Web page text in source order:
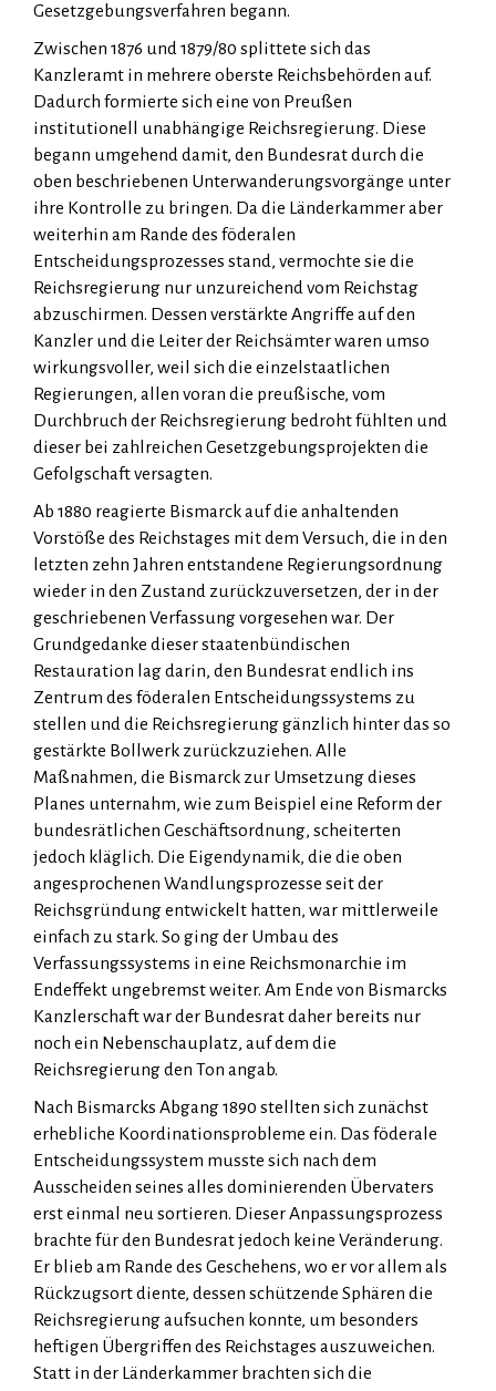
Gesetzgebungsverfahren begann.
Zwischen 1876 und 1879/80 splittete sich das
Kanzleramt in mehrere oberste Reichsbehörden auf.
Dadurch formierte sich eine von Preußen
institutionell unabhängige Reichsregierung. Diese
begann umgehend damit, den Bundesrat durch die
oben beschriebenen Unterwanderungsvorgänge unter
ihre Kont­rolle zu bringen. Da die Länderkammer aber
weiterhin am Rande des föderalen
Entscheidungsprozesses stand, vermochte sie die
Reichsregierung nur unzureichend vom Reichstag
abzuschirmen. Dessen verstärkte Angriffe auf den
Kanzler und die Leiter der Reichsämter waren umso
wirkungsvoller, weil sich die einzelstaatlichen
Regierungen, allen voran die preußische, vom
Durchbruch der Reichsregierung bedroht fühlten und
dieser bei zahlreichen Gesetzgebungsprojekten die
Gefolgschaft versagten.
Ab 1880 reagierte Bismarck auf die anhaltenden
Vorstöße des Reichstages mit dem Versuch, die in den
letzten zehn Jahren entstandene Regierungsordnung
wieder in den Zustand zurückzuversetzen, der in der
geschriebenen Verfassung vorgesehen war. Der
Grundgedanke dieser staatenbündischen
Restauration lag darin, den Bundesrat endlich ins
Zentrum des föderalen Entscheidungssystems zu
stellen und die Reichsregierung gänzlich hinter das so
gestärkte Bollwerk zurückzuziehen. Alle
Maßnahmen, die Bismarck zur Umsetzung dieses
Planes unternahm, wie zum Beispiel eine Reform der
bundesrätlichen Geschäftsordnung, scheiterten
jedoch kläglich. Die Ei­gen­dynamik, die die oben
angesprochenen Wandlungsprozesse seit der
Reichsgründung entwickelt hatten, war mittlerweile
einfach zu stark. So ging der Umbau des
Verfassungssystems in eine Reichsmonarchie im
Endeffekt ungebremst weiter. Am Ende von Bismarcks
Kanzlerschaft war der Bundesrat daher bereits nur
noch ein Nebenschauplatz, auf dem die
Reichsregierung den Ton angab.
Nach Bismarcks Abgang 1890 stellten sich zunächst
erhebliche Koordinationsprobleme ein. Das föderale
Entscheidungssystem musste sich nach dem
Ausscheiden seines alles dominierenden Übervaters
erst einmal neu sortieren. Dieser Anpassungsprozess
brachte für den Bundesrat jedoch keine Veränderung.
Er blieb am Rande des Geschehens, wo er vor allem als
Rückzugsort diente, dessen schützende Sphären die
Reichsregierung aufsuchen konnte, um besonders
heftigen Übergriffen des Reichstages auszuweichen.
Statt in der Länderkammer brachten sich die